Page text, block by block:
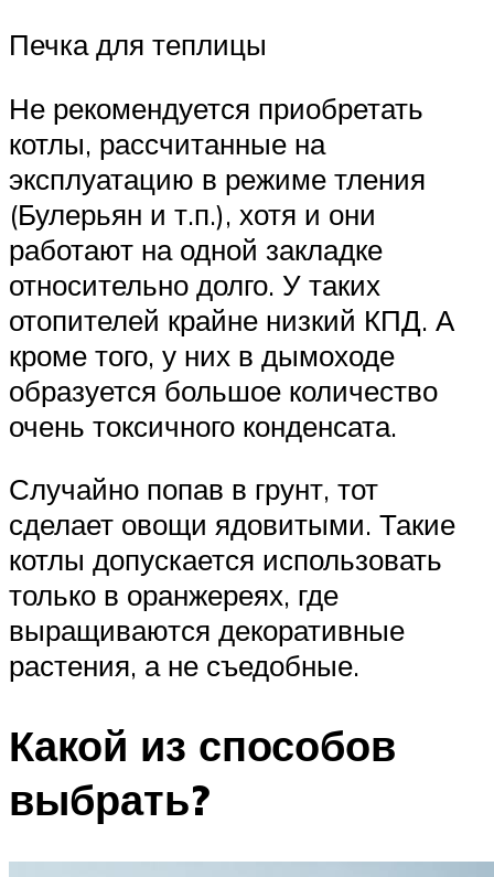
Печка для теплицы
Не рекомендуется приобретать
котлы, рассчитанные на
эксплуатацию в режиме тления
(Булерьян и т.п.), хотя и они
работают на одной закладке
относительно долго. У таких
отопителей крайне низкий КПД. А
кроме того, у них в дымоходе
образуется большое количество
очень токсичного конденсата.
Случайно попав в грунт, тот
сделает овощи ядовитыми. Такие
котлы допускается использовать
только в оранжереях, где
выращиваются декоративные
растения, а не съедобные.
Какой из способов
выбрать?